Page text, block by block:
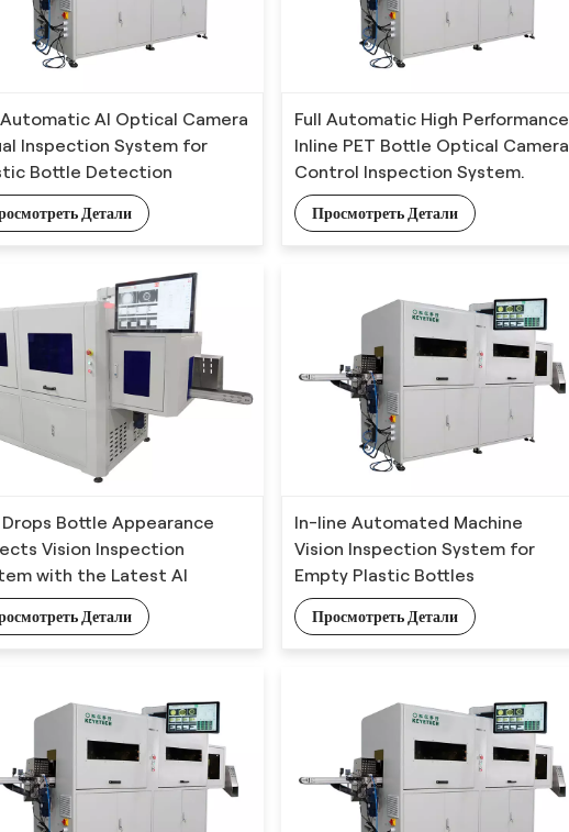
Automatic AI Optical Camera
Inspection System for
Bottle Detection
Детали
Full Automatic High Performance
Inline PET Bottle Optical Camera
Control Inspection System.
Просмотреть Детали
Drops Bottle Appearance
Vision Inspection
with the Latest AI
Детали
In-line Automated Machine
Vision Inspection System for
Empty Plastic Bottles
Просмотреть Детали